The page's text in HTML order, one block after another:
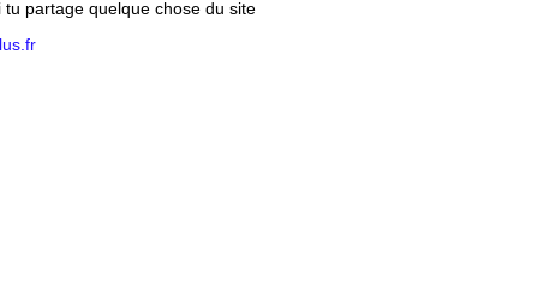
partage quelque chose du site